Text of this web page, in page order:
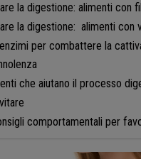
la digestione: alimenti con
la digestione: alimenti con
per combattere la
che aiutano il processo
comportamentali per